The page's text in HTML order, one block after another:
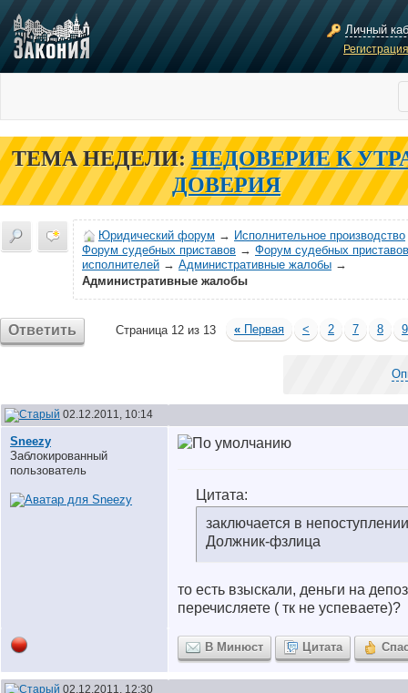
Личный
ТЕМА НЕДЕЛИ: НЕДОВЕРИЕ К
ДОВЕРИЯ
Юридический форум → Исполнительное производство
Форум судебных приставов → Форум судебных
исполнителей → Административные жалобы →
Административные жалобы
Ответить Страница 12 из 13 « Первая < 2 7 8 9
02.12.2011, 10:14
Sneezy
Заблокированный
пользователь
Цитата:
заключается в
Должник-фзлица
то есть взыскали, деньги на
перечисляете ( тк не успеваете)?
В Минюст Цитата
02.12.2011, 12:30